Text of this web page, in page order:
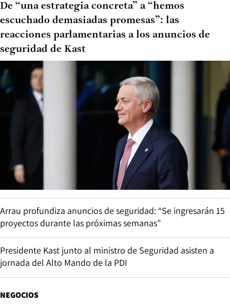
De “una estrategia concreta” a “hemos
escuchado demasiadas promesas”: las
reacciones parlamentarias a los anuncios de
seguridad de Kast
Arrau profundiza anuncios de seguridad: “Se ingresarán 15
proyectos durante las próximas semanas”
Presidente Kast junto al ministro de Seguridad asisten a
jornada del Alto Mando de la PDI
NEGOCIOS